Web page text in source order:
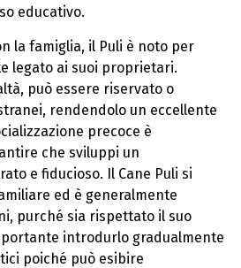
educativo.
la famiglia, il Puli è noto per
legato ai suoi proprietari.
può essere riservato o
rendendolo un eccellente
precoce è
che sviluppi un
e fiducioso. Il Cane Puli si
ed è generalmente
purché sia rispettato il suo
introdurlo gradualmente
poiché può esibire